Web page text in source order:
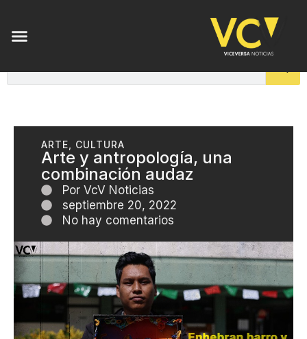
ARTE CULTURA
Arte y antropología, una
combinación audaz
Por VcV Noticias
septiembre 20, 2022
No hay comentarios